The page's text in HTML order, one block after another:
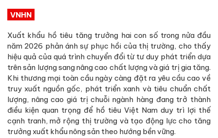
VNHN
Xuất khẩu hồ tiêu tăng trưởng hai con số trong nửa đầu
năm 2026 phản ánh sự phục hồi của thị trường, cho thấy
hiệu quả của quá trình chuyển đổi từ tư duy phát triển dựa
trên sản lượng sang nâng cao chất lượng và giá trị gia tăng.
Khi thương mại toàn cầu ngày càng đặt ra yêu cầu cao về
truy xuất nguồn gốc, phát triển xanh và tiêu chuẩn chất
lượng, nâng cao giá trị chuỗi ngành hàng đang trở thành
điều kiện quan trọng để hồ tiêu Việt Nam duy trì lợi thế
cạnh tranh, mở rộng thị trường và tạo động lực cho tăng
trưởng xuất khẩu nông sản theo hướng bền vững.